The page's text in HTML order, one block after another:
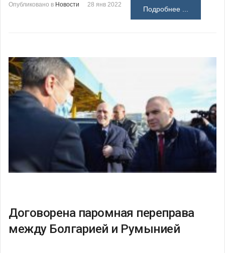
Опубликовано в Новости 28 янв 2022
Подробнее ...
Договорена паромная переправа
между Болгарией и Румынией